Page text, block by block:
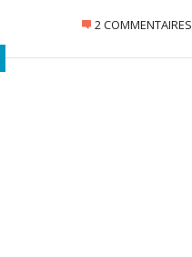
2 COMMENTAIRES